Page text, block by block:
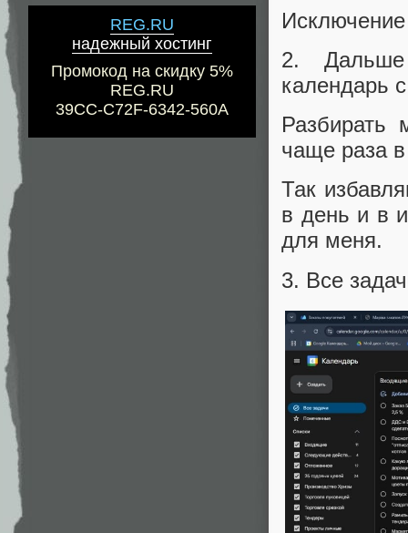
REG.RU
надежный хостинг
Промокод на скидку 5%
REG.RU
39CC-C72F-6342-560A
2.
календарь
чаще раза
Так
в день и в
для меня.
3. Все